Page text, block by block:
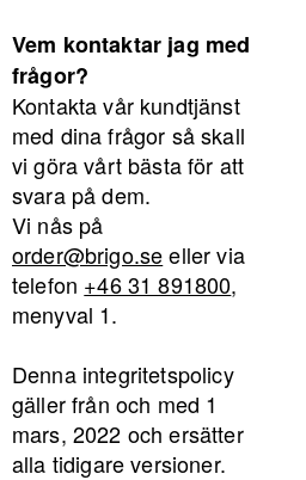
Vem kontaktar jag med
frågor?
Kontakta vår kundtjänst
med dina frågor så skall
vi göra vårt bästa för att
svara på dem.
Vi nås på
order@brigo.seeller via
telefon +46 31 891800,
menyval 1.
Denna integritetspolicy
gäller från och med 1
mars, 2022 och ersätter
alla tidigare versioner.